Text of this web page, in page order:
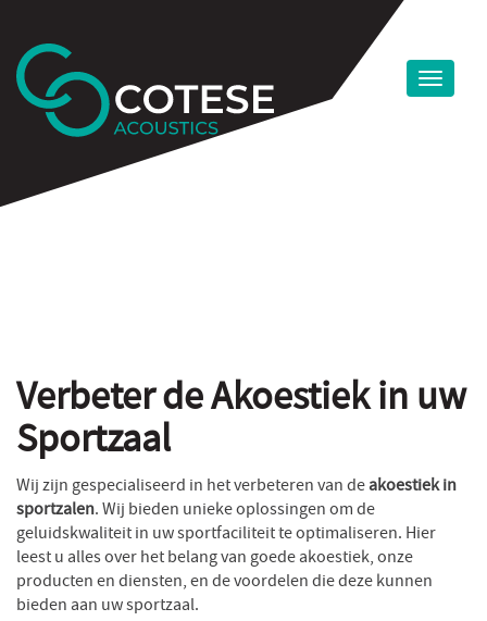
Verbeter de Akoestiek in uw
Sportzaal
Wij zijn gespecialiseerd in het verbeteren van deakoestiek in
sportzalen. Wij bieden unieke oplossingen om de
geluidskwaliteit in uw sportfaciliteit te optimaliseren. Hier
leest u alles over het belang van goede akoestiek, onze
producten en diensten, en de voordelen die deze kunnen
bieden aan uw sportzaal.